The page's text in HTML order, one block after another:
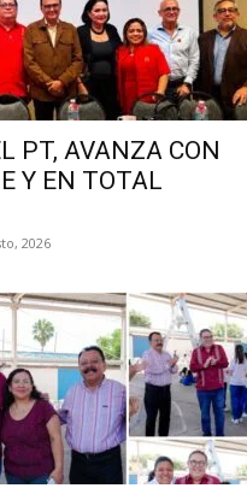
PT, AVANZA CON
Y EN TOTAL
2026